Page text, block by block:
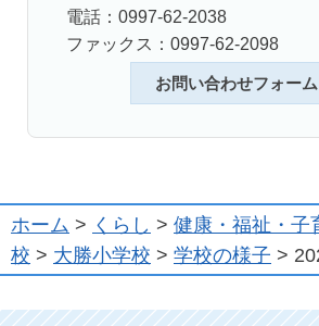
電話：0997-62-2038
ファックス：0997-62-2098
お問い合わせフォーム
ホーム > くらし > 健康・福祉・子
校 > 大勝小学校 > 学校の様子 >